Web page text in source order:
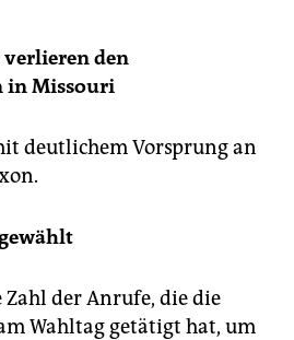
verlieren den
in Missouri
deutlichem Vorsprung an
Zahl der Anrufe, die die
Wahltag getätigt hat, um